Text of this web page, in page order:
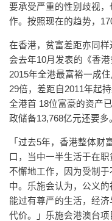
要承受严重的性别歧视
作。按照现在的趋势，
在香港，贫富差距亦同
会去年10月发表的《香港
2015年全港最富裕一成
29倍，差距自2011年起
全港首 18位富豪的资产
政储备13,768亿元还要多
「过去5年，香港整体财
口，当中一半生活于在
不懈地工作，因为受制
中。乐施会认为，公义
能过有尊严的生活，经
代价。」乐施会港澳台项